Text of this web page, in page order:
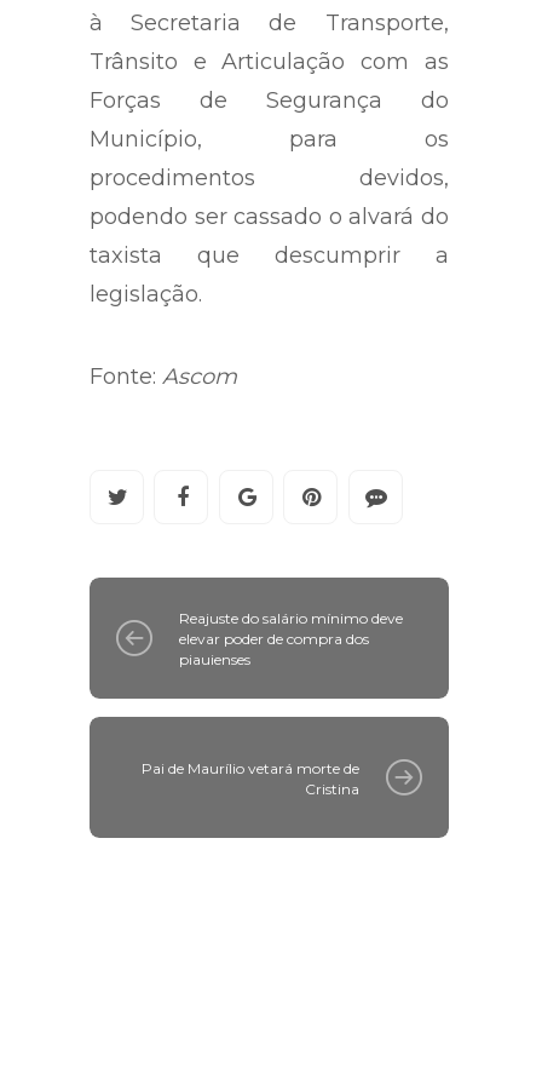
à Secretaria de Transporte,
Trânsito e Articulação com as
Forças de Segurança do
Município, para os
procedimentos devidos,
podendo ser cassado o alvará do
taxista que descumprir a
legislação.
Fonte: Ascom
Reajuste do salário mínimo deve
elevar poder de compra dos
piauienses
Pai de Maurílio vetará morte de
Cristina